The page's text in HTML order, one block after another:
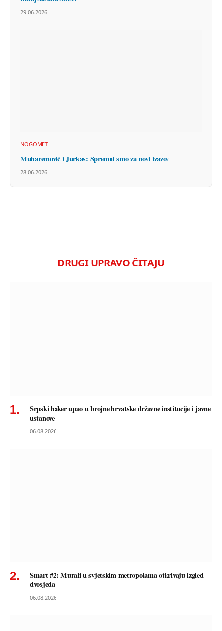
29.06.2026
NOGOMET
Muharemović i Jurkas: Spremni smo za novi izazov
28.06.2026
DRUGI UPRAVO ČITAJU
Srpski haker upao u brojne hrvatske državne institucije i javne
ustanove
06.08.2026
Smart #2: Murali u svjetskim metropolama otkrivaju izgled
dvosjeda
06.08.2026